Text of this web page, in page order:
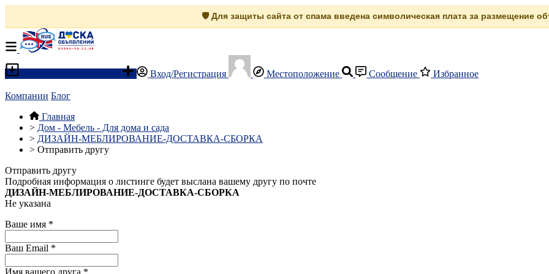
🛡️ Для защиты сайта от спама введена символическая плата за размещение
Вход/Регистрация Местоположение Сообщение Избранное
Компании Блог
Главная
> Дом - Мебель - Для дома и сада
> ДИЗАЙН-МЕБЛИРОВАНИЕ-ДОСТАВКА-СБОРКА
> Отправить другу
Отправить другу
Подробная информация о листинге будет выслана вашему другу по почте
ДИЗАЙН-МЕБЛИРОВАНИЕ-ДОСТАВКА-СБОРКА
Не указана
Ваше имя *
Ваш Email *
Имя вашего друга *